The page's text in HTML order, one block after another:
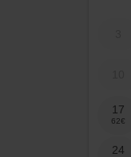
17
24